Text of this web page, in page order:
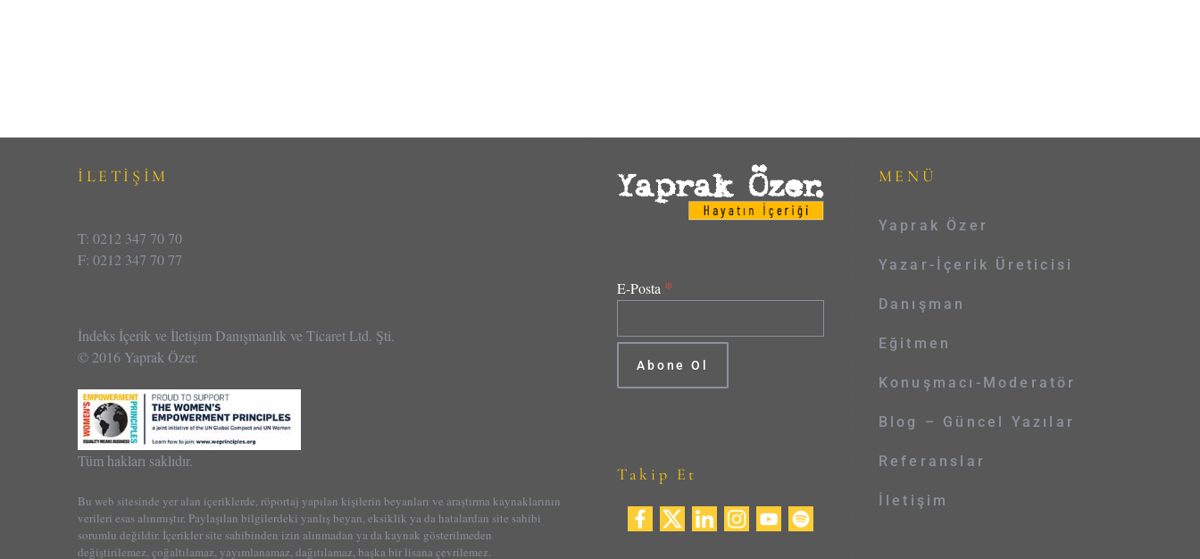
İLETİŞİM
T: 0212 347 70 70
F: 0212 347 70 77
İndeks İçerik ve İletişim Danışmanlık ve Ticaret Ltd. Şti.
© 2016 Yaprak Özer.
Tüm hakları saklıdır.
Bu web sitesinde yer alan içeriklerde, röportaj yapılan kişilerin beyanları ve araştırma kaynaklarının
verileri esas alınmıştır. Paylaşılan bilgilerdeki yanlış beyan, eksiklik ya da hatalardan site sahibi
sorumlu değildir. İçerikler site sahibinden izin alınmadan ya da kaynak gösterilmeden
değiştirilemez, çoğaltılamaz, yayımlanamaz, dağıtılamaz, başka bir lisana çevrilemez.
E-Posta *
Takip Et
MENÜ
Yaprak Özer
Yazar-İçerik Üreticisi
Danışman
Eğitmen
Konuşmacı-Moderatör
Blog – Güncel Yazılar
Referanslar
İletişim